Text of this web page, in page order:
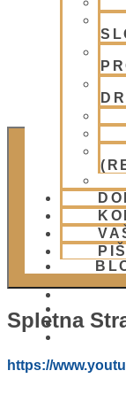
Spletna
https://